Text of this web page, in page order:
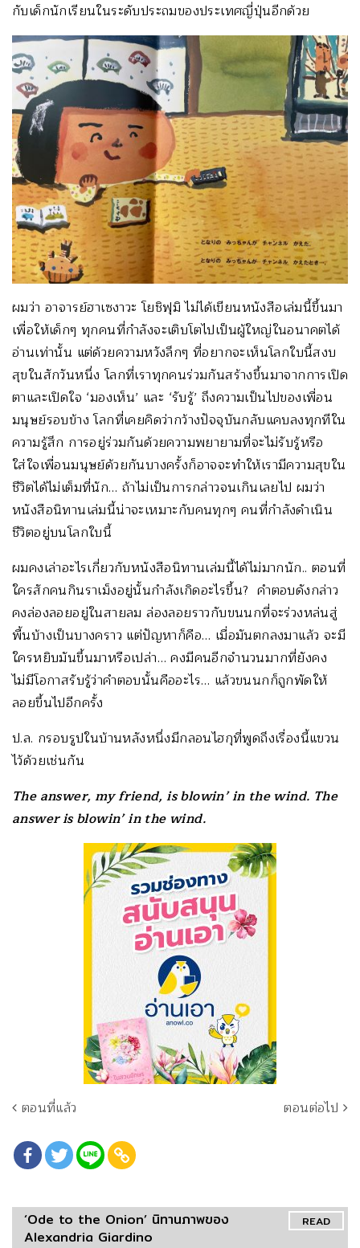
กับเด็กนักเรียนในระดับประถมของประเทศญี่ปุ่นอีกด้วย
ผมว่า อาจารย์ฮาเซงาวะ โยชิฟุมิ ไม่ได้เขียนหนังสือเล่มนี้ขึ้นมา
เพื่อให้เด็กๆ ทุกคนที่กำลังจะเติบโตไปเป็นผู้ใหญ่ในอนาคตได้
อ่านเท่านั้น แต่ด้วยความหวังลึกๆ ที่อยากจะเห็นโลกใบนี้สงบ
สุขในสักวันหนึ่ง โลกที่เราทุกคนร่วมกันสร้างขึ้นมาจากการเปิด
ตาและเปิดใจ ‘มองเห็น’ และ ‘รับรู้’ ถึงความเป็นไปของเพื่อน
มนุษย์รอบข้าง โลกที่เคยคิดว่ากว้างปัจจุบันกลับแคบลงทุกทีใน
ความรู้สึก การอยู่ร่วมกันด้วยความพยายามที่จะไม่รับรู้หรือ
ใส่ใจเพื่อนมนุษย์ด้วยกันบางครั้งก็อาจจะทำให้เรามีความสุขใน
ชีวิตได้ไม่เต็มที่นัก… ถ้าไม่เป็นการกล่าวจนเกินเลยไป ผมว่า
หนังสือนิทานเล่มนี้น่าจะเหมาะกับคนทุกๆ คนที่กำลังดำเนิน
ชีวิตอยู่บนโลกใบนี้
ผมคงเล่าอะไรเกี่ยวกับหนังสือนิทานเล่มนี้ได้ไม่มากนัก.. ตอนที่
ใครสักคนกินราเม็งอยู่นั้นกำลังเกิดอะไรขึ้น? คำตอบดังกล่าว
คงล่องลอยอยู่ในสายลม ล่องลอยราวกับขนนกที่จะร่วงหล่นสู่
พื้นบ้างเป็นบางคราว แต่ปัญหาก็คือ… เมื่อมันตกลงมาแล้ว จะมี
ใครหยิบมันขึ้นมาหรือเปล่า… คงมีคนอีกจำนวนมากที่ยังคง
ไม่มีโอกาสรับรู้ว่าคำตอบนั้นคืออะไร… แล้วขนนกก็ถูกพัดให้
ลอยขึ้นไปอีกครั้ง
ป.ล. กรอบรูปในบ้านหลังหนึ่งมีกลอนไฮกุที่พูดถึงเรื่องนี้แขวน
ไว้ด้วยเช่นกัน
The answer, my friend, is blowin’in the wind. The
answer is blowin’in the wind.
ตอนที่แล้ว ตอนต่อไป
READ
‘Ode to the Onion’ นิทานภาพของ
Alexandria Giardino